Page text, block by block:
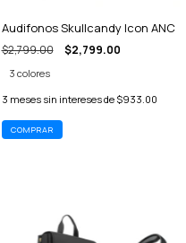
Audifonos Skullcandy Icon ANC
$2,799.00 $2,799.00
3 colores
3 meses sin intereses de $933.00
COMPRAR